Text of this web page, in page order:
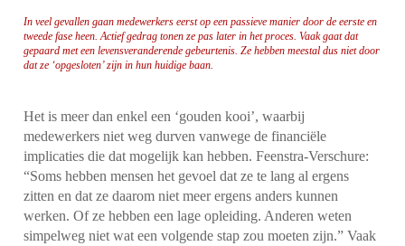
In veel gevallen gaan medewerkers eerst op een passieve manier door de eerste en
tweede fase heen. Actief gedrag tonen ze pas later in het proces. Vaak gaat dat
gepaard met een levensveranderende gebeurtenis. Ze hebben meestal dus niet door
dat ze ‘opgesloten’ zijn in hun huidige baan.
Het is meer dan enkel een ‘gouden kooi’, waarbij
medewerkers niet weg durven vanwege de financiële
implicaties die dat mogelijk kan hebben. Feenstra-Verschure:
“Soms hebben mensen het gevoel dat ze te lang al ergens
zitten en dat ze daarom niet meer ergens anders kunnen
werken. Of ze hebben een lage opleiding. Anderen weten
simpelweg niet wat een volgende stap zou moeten zijn.” Vaak